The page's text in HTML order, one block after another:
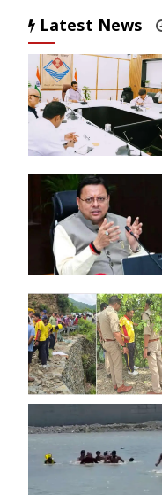
Latest News